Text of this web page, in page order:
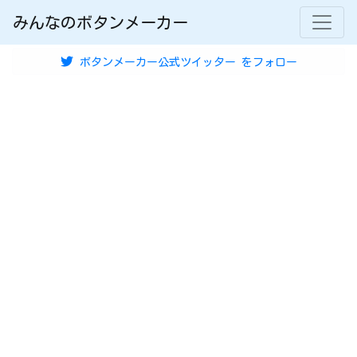
みんなのボタンメーカー
ボタンメーカー公式ツイッター をフォロー